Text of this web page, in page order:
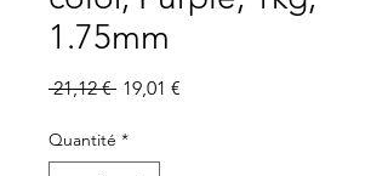
1.75mm
21,12 € Prix
19,01 €
Quantité *